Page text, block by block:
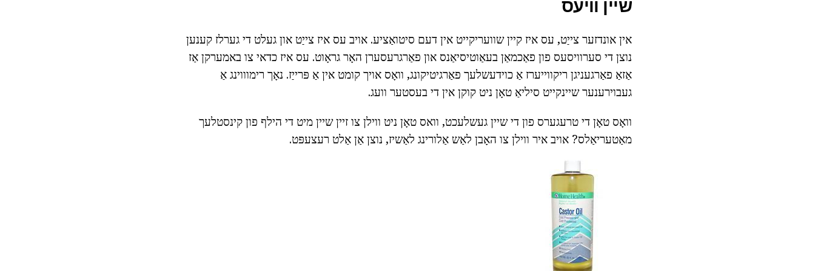
שיין וויעס
אין אונדזער צייַט, עס איז קיין שוועריקייט אין דעם סיטואַציע. אויב עס איז צייַט און געלט די גערלז קענען
נוצן די סערוויסעס פון פאַכמאַן בעאַוטיסיאַנס און פאַרגרעסערן האָר גראָוט. עס איז כדאי צו באמערקן אַז
אַזאַ פאַרגעניגן ריקווייערז אַ כוידעשלעך פאַרגיטיקונג, וואָס אויך קומט אין אַ פּרייַז. נאָך רימוווינג אַ
געבוירענער שיינקייט סיליאַ טאָן ניט קוקן אין די בעסטער וועג.
וואָס טאָן די טרעגערס פון די שיין געשלעכט, וואס טאָן ניט ווילן צו זיין שיין מיט די הילף פון קינסטלעך
מאַטעריאַלס? אויב איר ווילן צו האָבן לאַש אַלורינג לאַשיז, נוצן אַן אַלט רעצעפּט.